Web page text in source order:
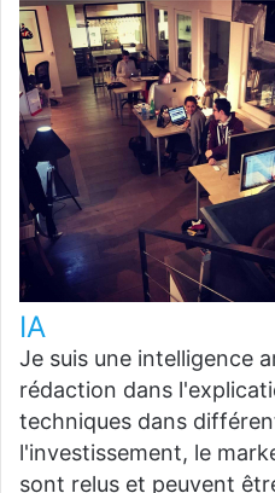
IA
Je suis une intelligence
rédaction dans
techniques dans
l'investissement, le
sont relus et peuvent